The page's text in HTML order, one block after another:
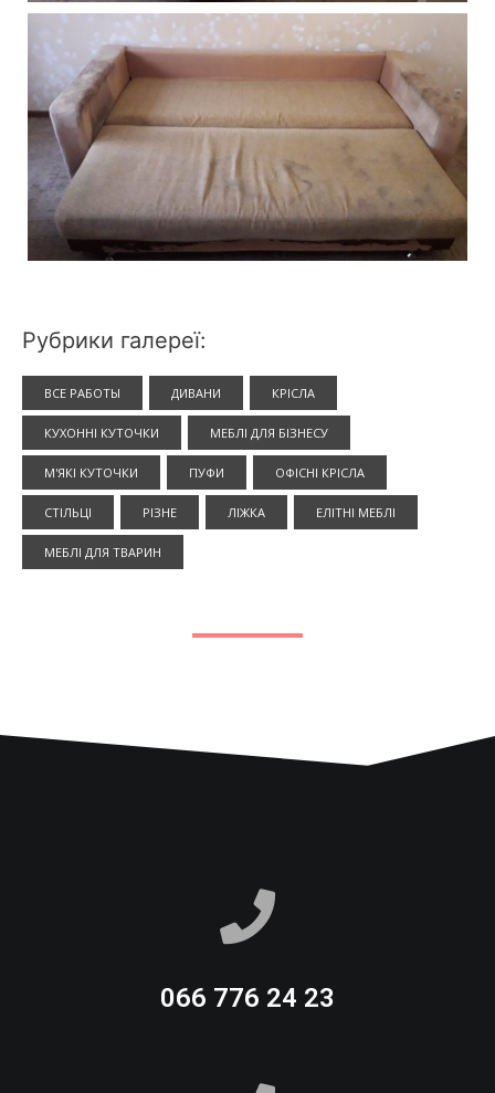
Рубрики галереї:
ВСЕ РАБОТЫ ДИВАНИ КРІСЛА
КУХОННІ КУТОЧКИ МЕБЛІ ДЛЯ БІЗНЕСУ
М'ЯКІ КУТОЧКИ ПУФИ ОФІСНІ КРІСЛА
СТІЛЬЦІ РІЗНЕ ЛІЖКА ЕЛІТНІ МЕБЛІ
МЕБЛІ ДЛЯ ТВАРИН
066 776 24 23